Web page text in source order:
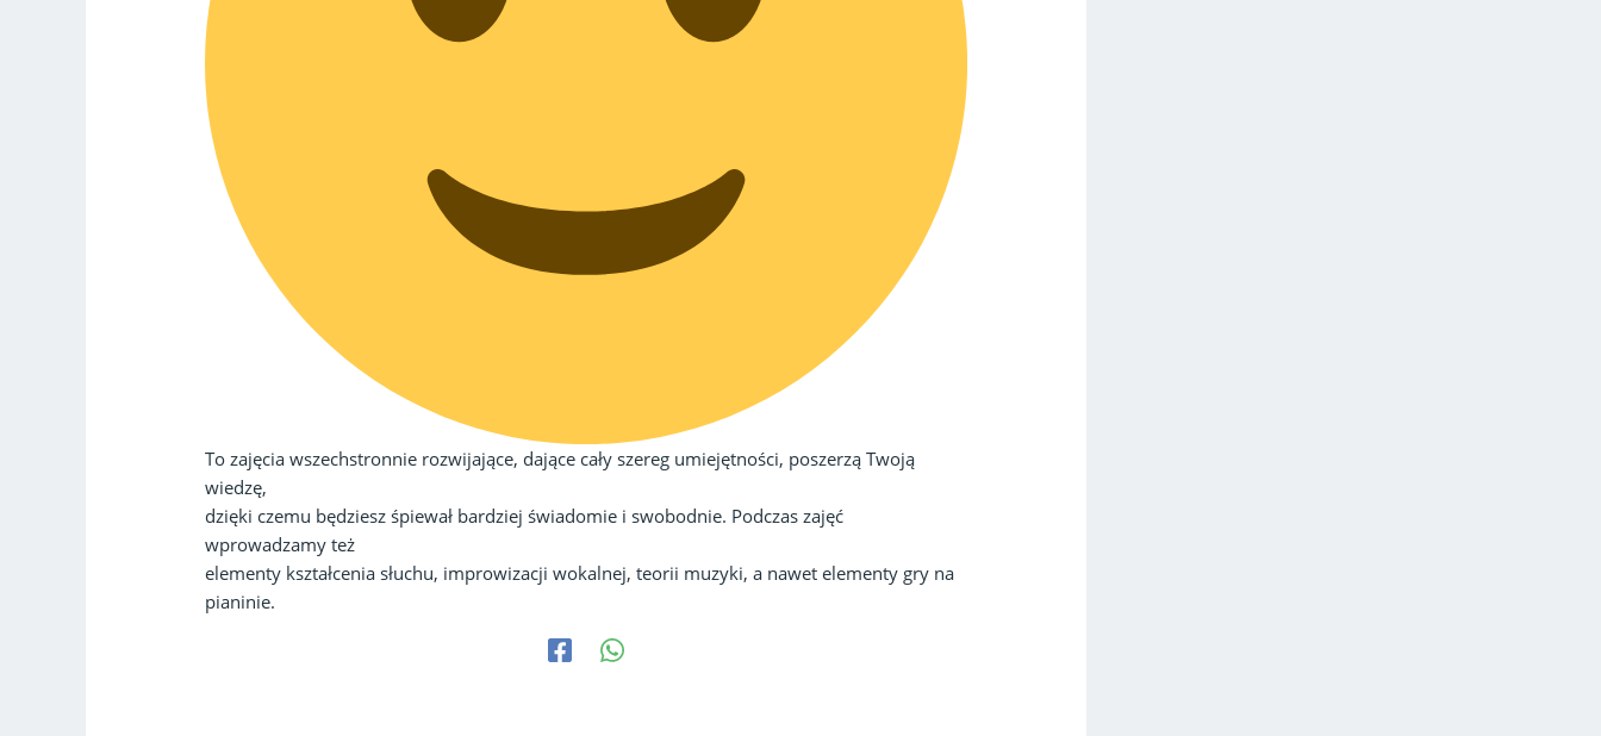
To zajęcia wszechstronnie rozwijające, dające cały szereg umiejętności, poszerzą Twoją
wiedzę,
dzięki czemu będziesz śpiewał bardziej świadomie i swobodnie. Podczas zajęć
wprowadzamy też
elementy kształcenia słuchu, improwizacji wokalnej, teorii muzyki, a nawet elementy gry na
pianinie.